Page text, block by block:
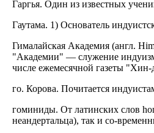
Гаргья. Один из известных
Гаутама. 1) Основатель
Гималайская Академия (англ.
"Академии" — служение
числе ежемесячной газеты
го. Корова. Почитается
гоминиды. От латинских слов
неандертальца), так и со-